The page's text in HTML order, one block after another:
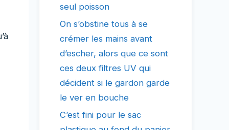
seul poisson
On s’obstine tous à se
crémer les mains avant
d’escher, alors que ce sont
ces deux filtres UV qui
décident si le gardon garde
le ver en bouche
C’est fini pour le sac